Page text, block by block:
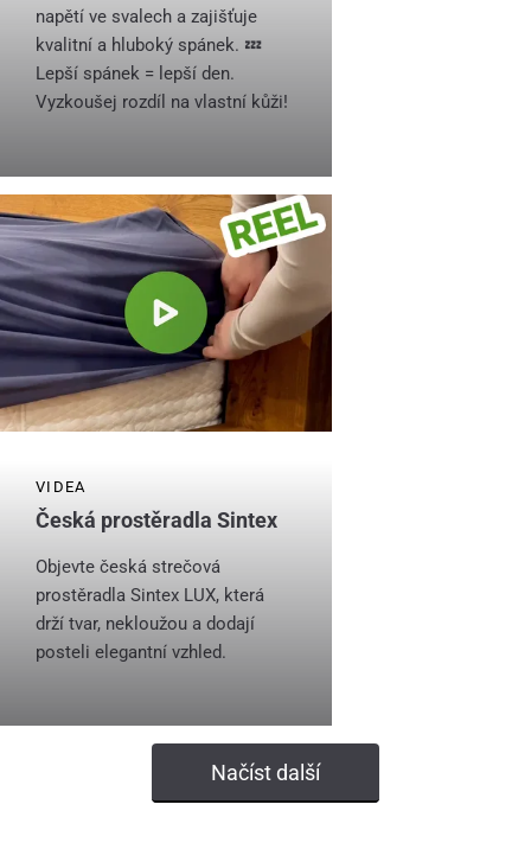
napětí ve svalech a zajišťuje
kvalitní a hluboký spánek. 💤
Lepší spánek = lepší den.
Vyzkoušej rozdíl na vlastní kůži!
VIDEA
Česká prostěradla Sintex
Objevte česká strečová
prostěradla Sintex LUX, která
drží tvar, nekloužou a dodají
posteli elegantní vzhled.
Načíst další